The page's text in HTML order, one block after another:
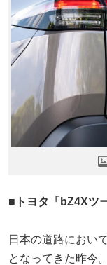
■トヨタ「bZ4Xツ
日本の道路において
となってきた昨今。